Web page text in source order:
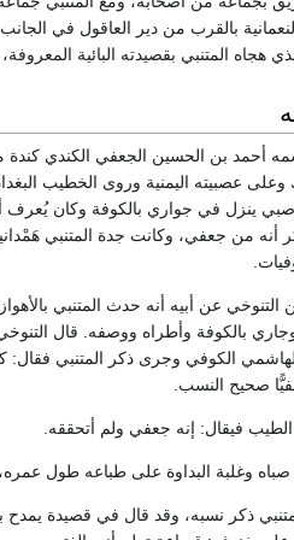
بالقرب من دير العاقول في
هجاه المتنبي بقصيدته البائية
أحمد بن الحسين الجعفي الكندي
عصبيته اليمنية وروى الخطيب
ينزل في جواري بالكوفة وكان يُعرف
أنه من جعفي، وكانت جدة المتنبي
عن أبيه أنه حدث المتنبي
بالكوفة وأطراه ووصفه. قال
الكوفي وجرى ذكر المتنبي
صحيح النسب.
الطيب فيقال: إنه جعفي ولم أتحققه.
وغلبة البداوة على طباعه طول عمره،
ذكر نسبه، وقد قال في قصيدة يمدح